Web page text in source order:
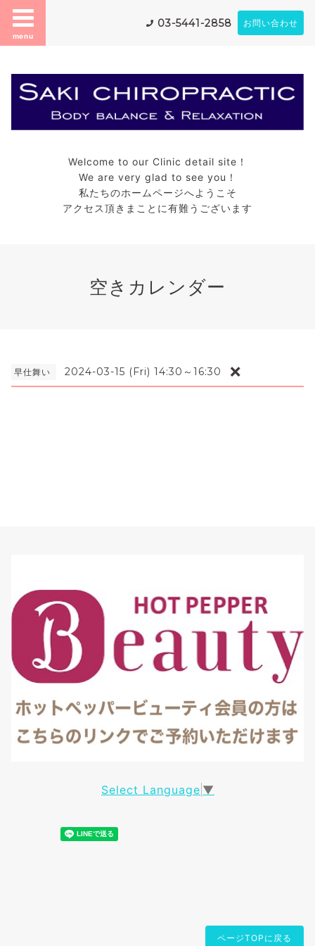
menu
03-5441-2858 お問い合わせ
Welcome to our Clinic detail site！
We are very glad to see you！
私たちのホームページへようこそ
アクセス頂きまことに有難うございます
空きカレンダー
早仕舞い 2024-03-15 (Fri) 14:30～16:30 ❌
Select Language ▼
ページTOPに戻る